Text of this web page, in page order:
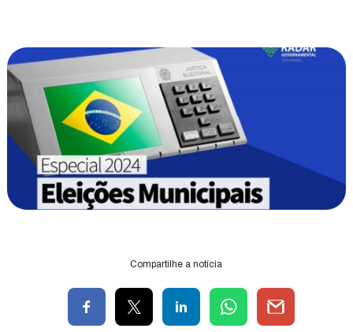
Compartilhe a notícia